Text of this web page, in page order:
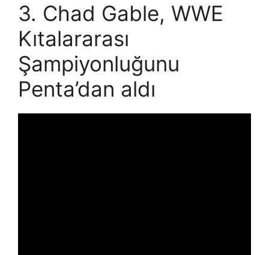
3. Chad Gable, WWE
Kıtalararası
Şampiyonluğunu
Penta’dan aldı